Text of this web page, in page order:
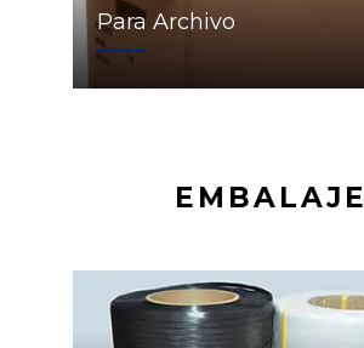
Para Archivo
EMBALAJE